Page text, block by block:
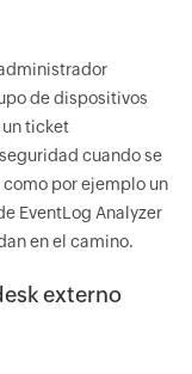
de dispositivos
un ticket
cuando se
por ejemplo un
EventLog Analyzer
en el camino.​
externo